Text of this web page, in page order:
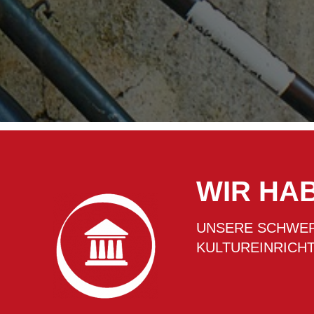
WIR
UNSERE